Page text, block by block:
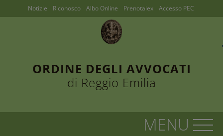
ORDINE DEGLI AVVOCATI
di Reggio Emilia
Notizie Riconosco Albo Online Prenotalex Accesso PEC